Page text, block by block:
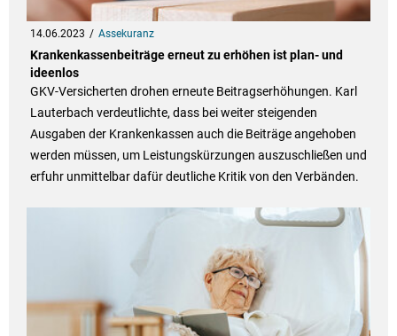
14.06.2023 Assekuranz
Krankenkassenbeiträge erneut zu erhöhen ist plan- und
ideenlos
GKV-Versicherten drohen erneute Beitragserhöhungen. Karl
Lauterbach verdeutlichte, dass bei weiter steigenden
Ausgaben der Krankenkassen auch die Beiträge angehoben
werden müssen, um Leistungskürzungen auszuschließen und
erfuhr unmittelbar dafür deutliche Kritik von den Verbänden.